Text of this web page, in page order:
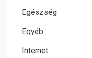
Egészség
Egyéb
Internet